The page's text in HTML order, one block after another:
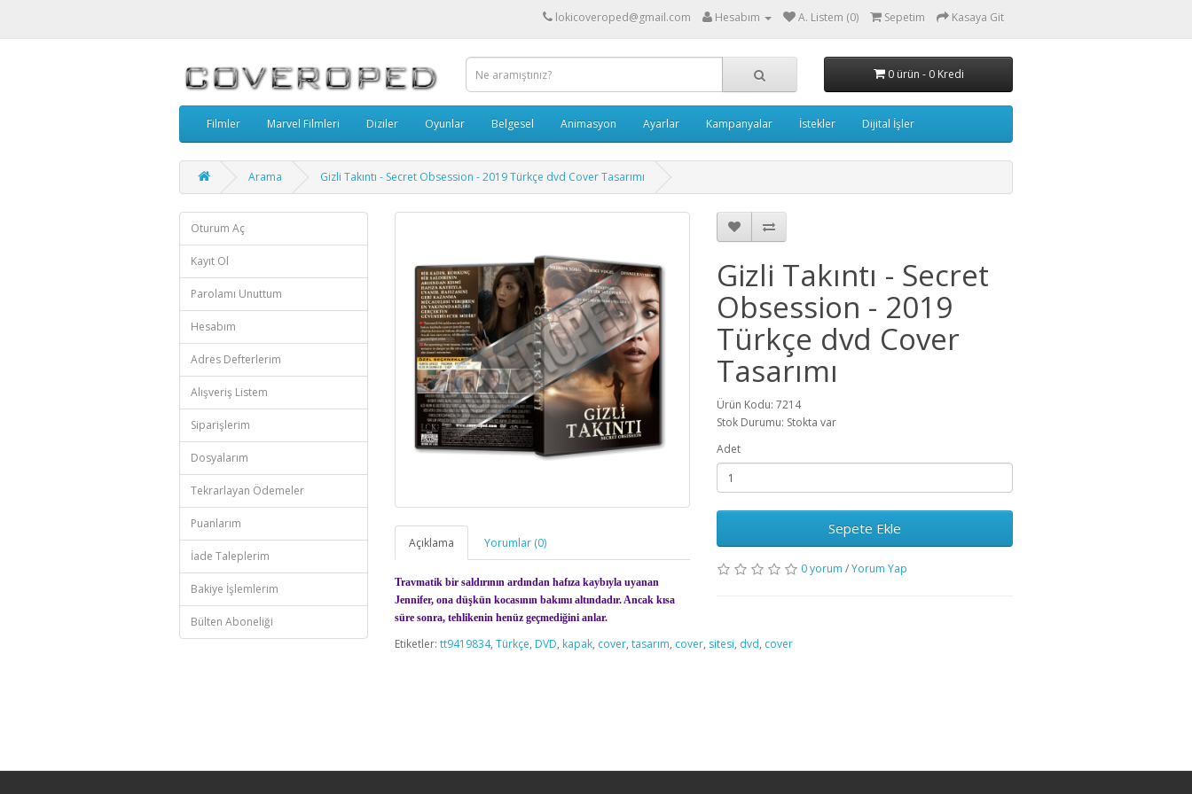
lokicoveroped@gmail.com Hesabım A. Listem (0) Sepetim Kasaya Git
0 ürün - 0 Kredi
Filmler Marvel Filmleri Diziler Oyunlar Belgesel Animasyon Ayarlar Kampanyalar İstekler Dijital İşler
Arama Gizli Takıntı - Secret Obsession - 2019 Türkçe dvd Cover Tasarımı
Oturum Aç
Kayıt Ol
Parolamı Unuttum
Hesabım
Adres Defterlerim
Alışveriş Listem
Siparişlerim
Dosyalarım
Tekrarlayan Ödemeler
Puanlarım
İade Taleplerim
Bakiye İşlemlerim
Bülten Aboneliği
Açıklama Yorumlar (0)
Travmatik bir saldırının ardından hafıza kaybıyla uyanan
Jennifer, ona düşkün kocasının bakımı altındadır. Ancak kısa
süre sonra, tehlikenin henüz geçmediğini anlar.
Gizli Takıntı - Secret
Obsession - 2019
Türkçe dvd Cover
Tasarımı
Ürün Kodu: 7214
Stok Durumu: Stokta var
Adet
Sepete Ekle
0 yorum /Yorum Yap
Etiketler: tt9419834, Türkçe, DVD, kapak, cover, tasarım, cover, sitesi, dvd, cover